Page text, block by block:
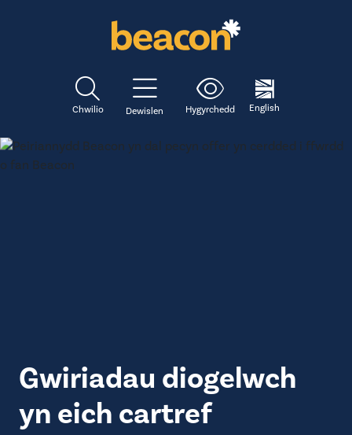
Chwilio Dewislen Hygyrchedd English
Gwiriadau diogelwch
yn eich cartref